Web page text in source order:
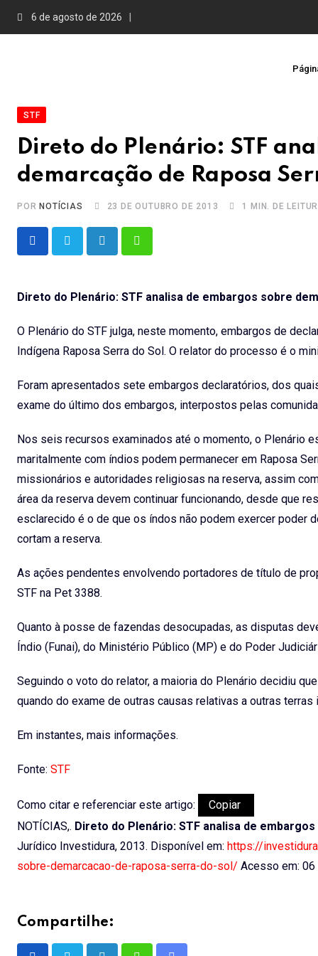
6 de agosto de 2026
STF
Direto do Plenário: STF
demarcação de Raposa
PORNOTÍCIAS 23 DE OUTUBRO DE 2013 1 MIN. DE
LinkedInWhatsapp
Direto do Plenário: STF analisa de embargos sobre
O Plenário do STF julga, neste momento, embargos de
Indígena Raposa Serra do Sol. O relator do processo é o
Foram apresentados sete embargos declaratórios, dos
exame do último dos embargos, interpostos pelas
Nos seis recursos examinados até o momento, o Plenário
maritalmente com índios podem permanecer em Raposa
missionários e autoridades religiosas na reserva, assim
área da reserva devem continuar funcionando, desde que
esclarecido é o de que os índos não podem exercer poder
cortam a reserva.
As ações pendentes envolvendo portadores de título de
STF na Pet 3388.
Quanto à posse de fazendas desocupadas, as disputas
Índio (Funai), do Ministério Público (MP) e do Poder
Seguindo o voto do relator, a maioria do Plenário decidiu
quando do exame de outras causas relativas a outras terras
Em instantes, mais informações.
Fonte: STF
Como citar e referenciar este artigo:
Copiar
NOTÍCIAS,. Direto do Plenário: STF analisa de
Jurídico Investidura, 2013. Disponível em: https://
sobre-demarcacao-de-raposa-serra-do-sol/ Acesso em: 06
Compartilhe: